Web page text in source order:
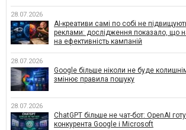
28.07.2026
AI-креативи самі по собі не
реклами: дослідження показало, що
на ефективність кампаній
28.07.2026
Google більше ніколи не буде
змінює правила пошуку
28.07.2026
ChatGPT більше не чат-бот: OpenAI
конкурента Google і Microsoft